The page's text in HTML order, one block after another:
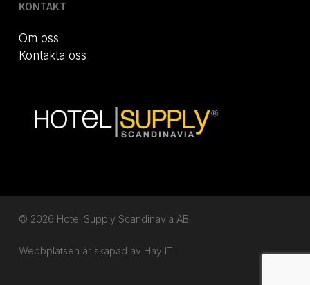
KONTAKT
Om oss
Kontakta oss
© 2026 Hotel Supply Scandinavia AB.
Webbplatsen är skapad av Hay IT.